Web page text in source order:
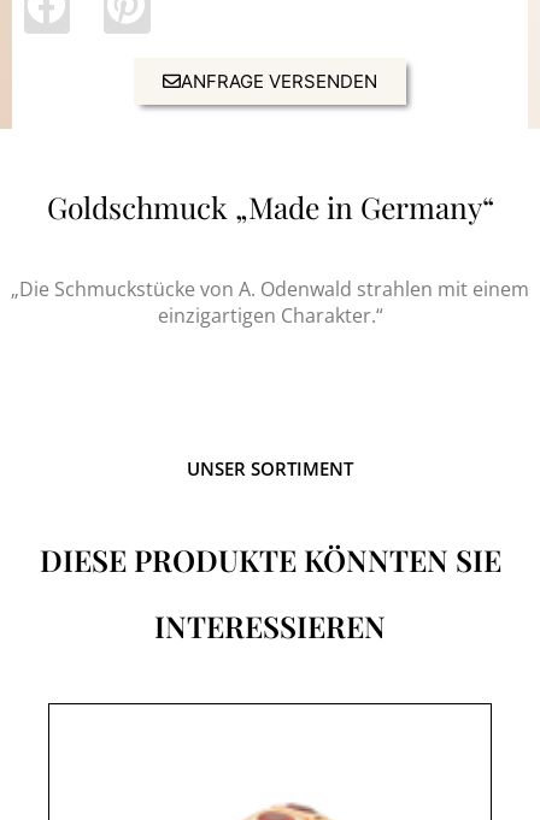
ANFRAGE VERSENDEN
Goldschmuck „Made in Germany“
„Die Schmuckstücke von A. Odenwald strahlen mit einem
einzigartigen Charakter.“
UNSER SORTIMENT
DIESE PRODUKTE KÖNNTEN SIE
INTERESSIEREN